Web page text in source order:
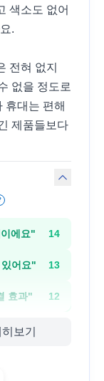
색소도 없어
.
전혀 없지
없을 정도로
휴대는 편해
제품들보다
에요" 14
어요" 13
효과" 12
보기